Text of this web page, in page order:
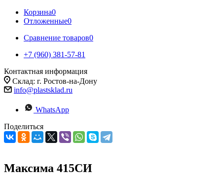
Корзина0
Отложенные0
Сравнение товаров0
+7 (960) 381-57-81
Контактная информация
Склад: г. Ростов-на-Дону
info@plastsklad.ru
WhatsApp
Поделиться
Максима 415СИ